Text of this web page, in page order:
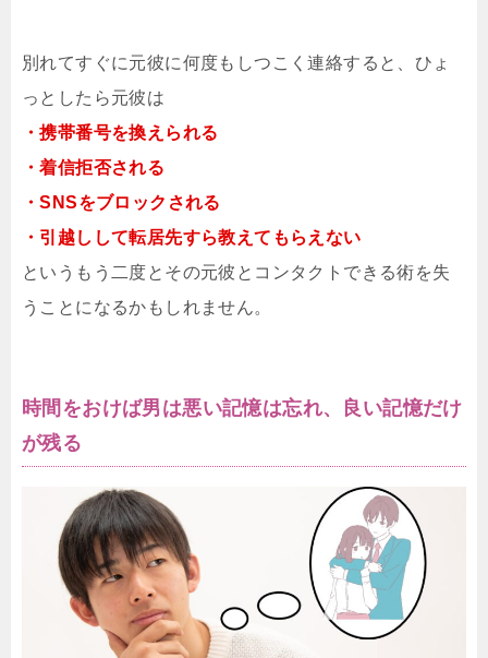
別れてすぐに元彼に何度もしつこく連絡すると、ひょ
っとしたら元彼は
・携帯番号を換えられる
・着信拒否される
・SNSをブロックされる
・引越しして転居先すら教えてもらえない
というもう二度とその元彼とコンタクトできる術を失
うことになるかもしれません。
時間をおけば男は悪い記憶は忘れ、良い記憶だけ
が残る